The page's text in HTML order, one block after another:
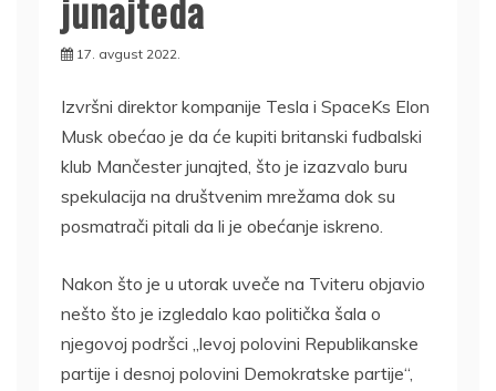
17. avgust 2022.
Izvršni direktor kompanije Tesla i SpaceKs Elon
Musk obećao je da će kupiti britanski fudbalski
klub Mančester junajted, što je izazvalo buru
spekulacija na društvenim mrežama dok su
posmatrači pitali da li je obećanje iskreno.
Nakon što je u utorak uveče na Tviteru objavio
nešto što je izgledalo kao politička šala o
njegovoj podršci „levoj polovini Republikanske
partije i desnoj polovini Demokratske partije“,